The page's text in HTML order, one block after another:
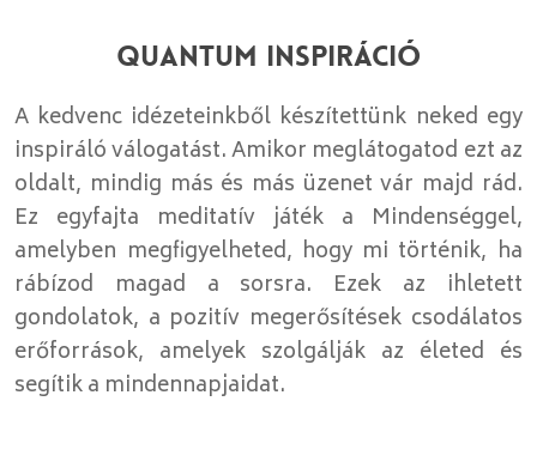
QUANTUM INSPIRÁCIÓ
A kedvenc idézeteinkből készítettünk neked egy
inspiráló válogatást. Amikor meglátogatod ezt az
oldalt, mindig más és más üzenet vár majd rád.
Ez egyfajta meditatív játék a Mindenséggel,
amelyben megfigyelheted, hogy mi történik, ha
rábízod magad a sorsra. Ezek az ihletett
gondolatok, a pozitív megerősítések csodálatos
erőforrások, amelyek szolgálják az életed és
segítik a mindennapjaidat.